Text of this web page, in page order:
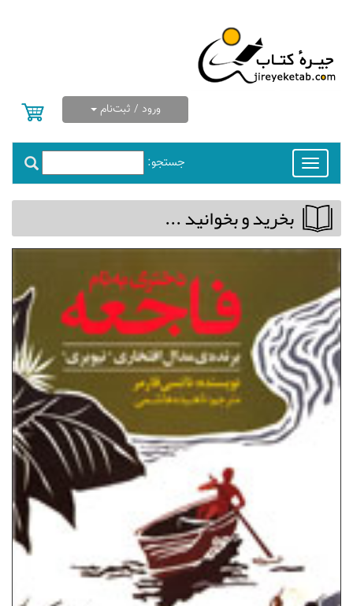
ورود / ثبت‌نام
جستجو:
Toggle
navigation
بخريد و بخوانيد ...